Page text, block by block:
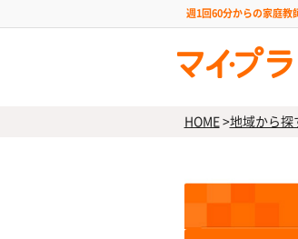
週1回60分からの家庭教
HOME>地域から探